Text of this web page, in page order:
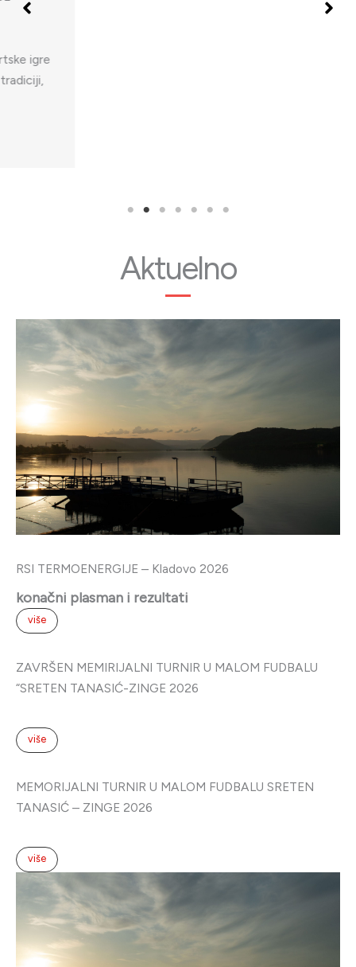
RSI TERMOENERGIJE – Kladovo 2026
konačni plasman i rezultati
više
ZAVRŠEN MEMIRIJALNI TURNIR U MALOM FUDBALU
“SRETEN TANASIĆ-ZINGE 2026
više
MEMORIJALNI TURNIR U MALOM FUDBALU SRETEN
TANASIĆ – ZINGE 2026
više
RSI TERMOENERGIJE – Kladovo 2025